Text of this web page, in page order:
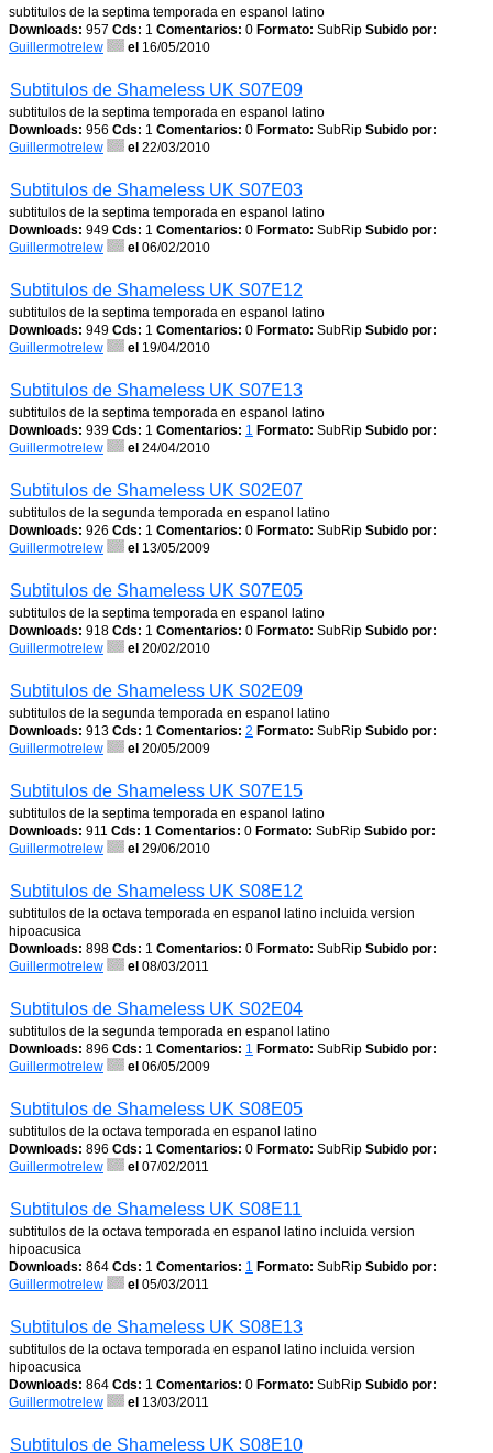
subtitulos de la septima temporada en espanol latino
Downloads: 957 Cds: 1 Comentarios: 0 Formato: SubRip Subido por:
Guillermotrelew
el 16/05/2010
Subtitulos de Shameless UK S07E09
subtitulos de la septima temporada en espanol latino
Downloads: 956 Cds: 1 Comentarios: 0 Formato: SubRip Subido por:
Guillermotrelew
el 22/03/2010
Subtitulos de Shameless UK S07E03
subtitulos de la septima temporada en espanol latino
Downloads: 949 Cds: 1 Comentarios: 0 Formato: SubRip Subido por:
Guillermotrelew
el 06/02/2010
Subtitulos de Shameless UK S07E12
subtitulos de la septima temporada en espanol latino
Downloads: 949 Cds: 1 Comentarios: 0 Formato: SubRip Subido por:
Guillermotrelew
el 19/04/2010
Subtitulos de Shameless UK S07E13
subtitulos de la septima temporada en espanol latino
Downloads: 939 Cds: 1 Comentarios: 1 Formato: SubRip Subido por:
Guillermotrelew
el 24/04/2010
Subtitulos de Shameless UK S02E07
subtitulos de la segunda temporada en espanol latino
Downloads: 926 Cds: 1 Comentarios: 0 Formato: SubRip Subido por:
Guillermotrelew
el 13/05/2009
Subtitulos de Shameless UK S07E05
subtitulos de la septima temporada en espanol latino
Downloads: 918 Cds: 1 Comentarios: 0 Formato: SubRip Subido por:
Guillermotrelew
el 20/02/2010
Subtitulos de Shameless UK S02E09
subtitulos de la segunda temporada en espanol latino
Downloads: 913 Cds: 1 Comentarios: 2 Formato: SubRip Subido por:
Guillermotrelew
el 20/05/2009
Subtitulos de Shameless UK S07E15
subtitulos de la septima temporada en espanol latino
Downloads: 911 Cds: 1 Comentarios: 0 Formato: SubRip Subido por:
Guillermotrelew
el 29/06/2010
Subtitulos de Shameless UK S08E12
subtitulos de la octava temporada en espanol latino incluida version
hipoacusica
Downloads: 898 Cds: 1 Comentarios: 0 Formato: SubRip Subido por:
Guillermotrelew
el 08/03/2011
Subtitulos de Shameless UK S02E04
subtitulos de la segunda temporada en espanol latino
Downloads: 896 Cds: 1 Comentarios: 1 Formato: SubRip Subido por:
Guillermotrelew
el 06/05/2009
Subtitulos de Shameless UK S08E05
subtitulos de la octava temporada en espanol latino
Downloads: 896 Cds: 1 Comentarios: 0 Formato: SubRip Subido por:
Guillermotrelew
el 07/02/2011
Subtitulos de Shameless UK S08E11
subtitulos de la octava temporada en espanol latino incluida version
hipoacusica
Downloads: 864 Cds: 1 Comentarios: 1 Formato: SubRip Subido por:
Guillermotrelew
el 05/03/2011
Subtitulos de Shameless UK S08E13
subtitulos de la octava temporada en espanol latino incluida version
hipoacusica
Downloads: 864 Cds: 1 Comentarios: 0 Formato: SubRip Subido por:
Guillermotrelew
el 13/03/2011
Subtitulos de Shameless UK S08E10